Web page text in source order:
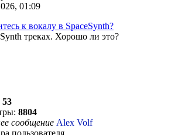
01:09
к вокалу в SpaceSynth?
треках. Хорошо ли это?
53
8804
сообщение Alex Volf